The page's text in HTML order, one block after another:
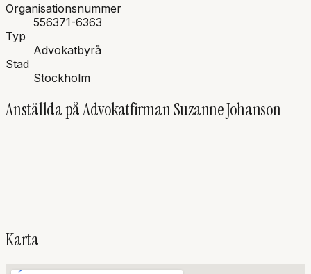
Organisationsnummer
556371-6363
Typ
Advokatbyrå
Stad
Stockholm
Anställda påAdvokatfirman Suzanne Johanson
Karta